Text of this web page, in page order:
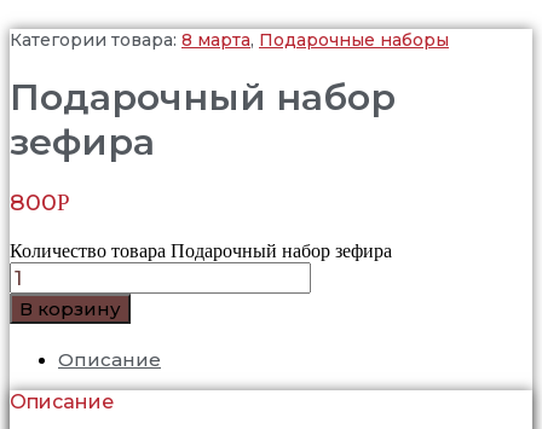
Категории товара: 8 марта, Подарочные наборы
Подарочный набор
зефира
800Р
Количество товара Подарочный набор зефира
В корзину
Описание
Описание